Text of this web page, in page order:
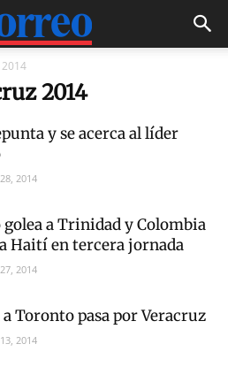
2014
y se acerca al líder
2014
a Trinidad y Colombia
Haití en tercera jornada
2014
Toronto pasa por Veracruz
2014